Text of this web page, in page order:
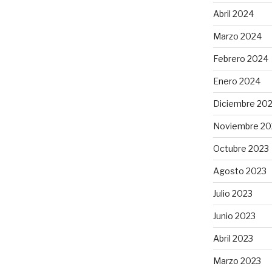
Abril 2024
Marzo 2024
Febrero 2024
Enero 2024
Diciembre
Noviembre
Octubre 2023
Agosto 2023
Julio 2023
Junio 2023
Abril 2023
Marzo 2023